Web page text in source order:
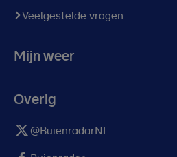
Veelgestelde vragen
Mijn weer
Overig
@BuienradarNL